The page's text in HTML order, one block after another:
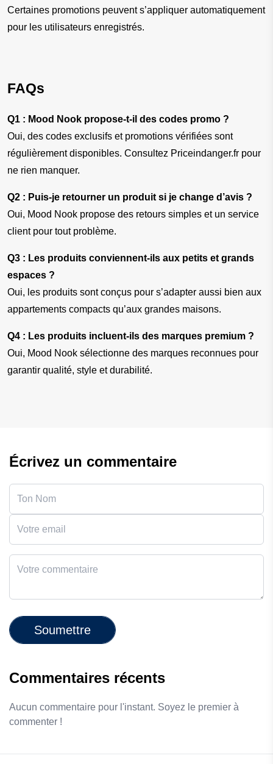
Certaines promotions peuvent s’appliquer automatiquement
pour les utilisateurs enregistrés.
FAQs
Q1 : Mood Nook propose-t-il des codes promo ?
Oui, des codes exclusifs et promotions vérifiées sont
régulièrement disponibles. Consultez Priceindanger.fr pour
ne rien manquer.
Q2 : Puis-je retourner un produit si je change d’avis ?
Oui, Mood Nook propose des retours simples et un service
client pour tout problème.
Q3 : Les produits conviennent-ils aux petits et grands
espaces ?
Oui, les produits sont conçus pour s’adapter aussi bien aux
appartements compacts qu’aux grandes maisons.
Q4 : Les produits incluent-ils des marques premium ?
Oui, Mood Nook sélectionne des marques reconnues pour
garantir qualité, style et durabilité.
Écrivez un commentaire
Soumettre
Commentaires récents
Aucun commentaire pour l'instant. Soyez le premier à
commenter !